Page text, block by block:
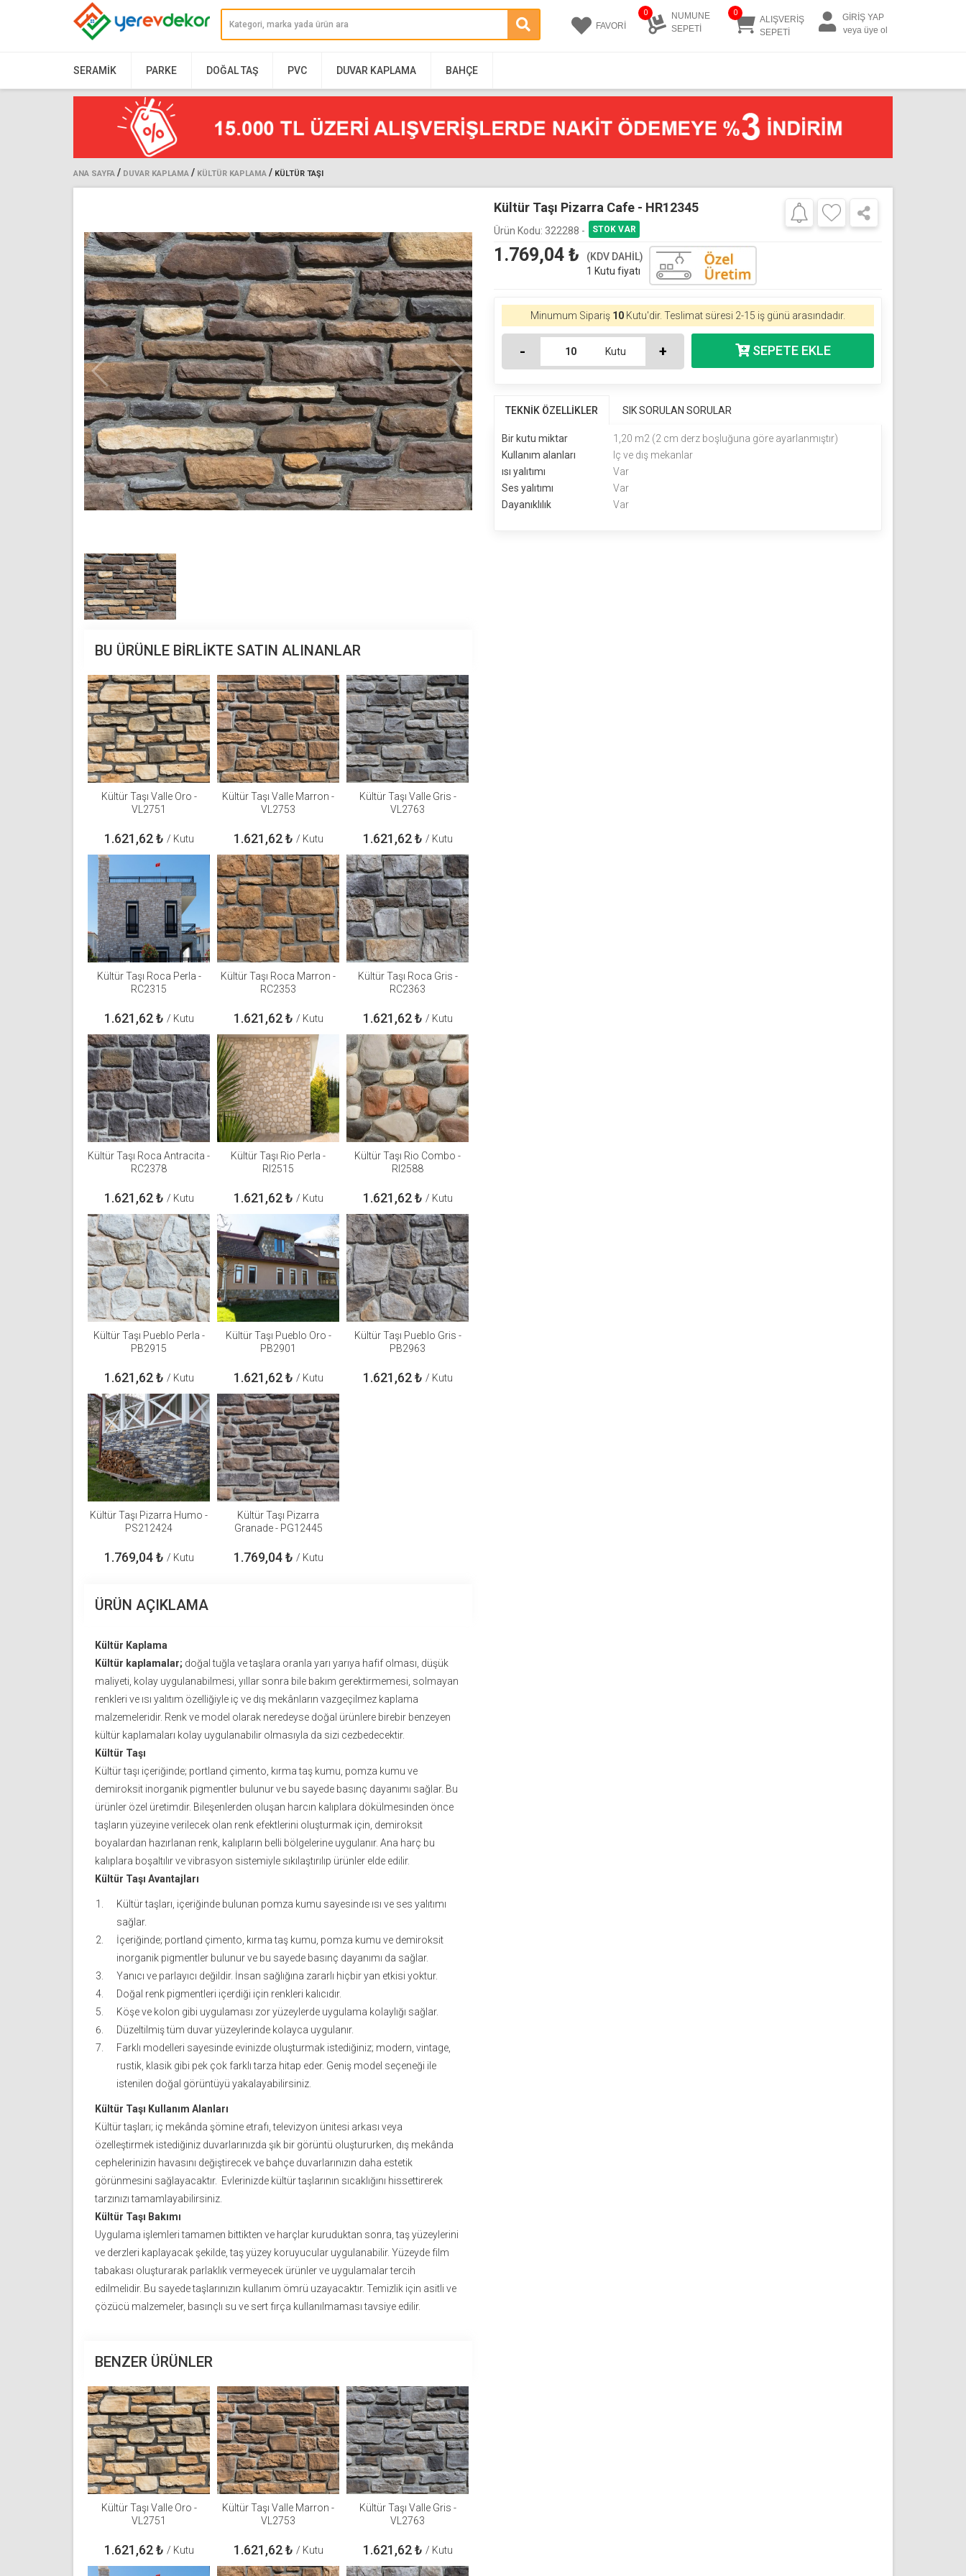
FAVORİ
0
NUMUNE
SEPETİ
0
ALIŞVERİŞ
SEPETİ
GİRİŞ YAP
veya üye ol
SERAMIK PARKE DOĞAL TAŞ PVC DUVAR KAPLAMA BAHÇE
ANA SAYFA / DUVAR KAPLAMA / KÜLTÜR KAPLAMA / KÜLTÜR TAŞI
BU ÜRÜNLE BIRLIKTE SATIN ALINANLAR
Kültür Taşı Valle Oro -
VL2751
1.621,62₺ / Kutu
Kültür Taşı Valle Marron -
VL2753
1.621,62₺ / Kutu
Kültür Taşı Valle Gris -
VL2763
1.621,62₺ / Kutu
Kültür Taşı Roca Perla -
RC2315
1.621,62₺ / Kutu
Kültür Taşı Roca Marron -
RC2353
1.621,62₺ / Kutu
Kültür Taşı Roca Gris -
RC2363
1.621,62₺ / Kutu
Kültür Taşı Roca Antracita -
RC2378
1.621,62₺ / Kutu
Kültür Taşı Rio Perla -
RI2515
1.621,62₺ / Kutu
Kültür Taşı Rio Combo -
RI2588
1.621,62₺ / Kutu
Kültür Taşı Pueblo Perla -
PB2915
1.621,62₺ / Kutu
Kültür Taşı Pueblo Oro -
PB2901
1.621,62₺ / Kutu
Kültür Taşı Pueblo Gris -
PB2963
1.621,62₺ / Kutu
Kültür Taşı Pizarra Humo -
PS212424
1.769,04₺ / Kutu
Kültür Taşı Pizarra
Granade - PG12445
1.769,04₺ / Kutu
ÜRÜN AÇIKLAMA
Kültür Kaplama
Kültür kaplamalar; doğal tuğla ve taşlara oranla yarı yarıya hafif olması, düşük
maliyeti, kolay uygulanabilmesi, yıllar sonra bile bakım gerektirmemesi, solmayan
renkleri ve ısı yalıtım özelliğiyle iç ve dış mekânların vazgeçilmez kaplama
malzemeleridir. Renk ve model olarak neredeyse doğal ürünlere birebir benzeyen
kültür kaplamaları kolay uygulanabilir olmasıyla da sizi cezbedecektir.
Kültür Taşı
Kültür taşı içeriğinde; portland çimento, kırma taş kumu, pomza kumu ve
demiroksit inorganik pigmentler bulunur ve bu sayede basınç dayanımı sağlar. Bu
ürünler özel üretimdir. Bileşenlerden oluşan harcın kalıplara dökülmesinden önce
taşların yüzeyine verilecek olan renk efektlerini oluşturmak için, demiroksit
boyalardan hazırlanan renk, kalıpların belli bölgelerine uygulanır. Ana harç bu
kalıplara boşaltılır ve vibrasyon sistemiyle sıkılaştırılıp ürünler elde edilir.
Kültür Taşı Avantajları
Kültür taşları, içeriğinde bulunan pomza kumu sayesinde ısı ve ses yalıtımı
sağlar.
İçeriğinde; portland çimento, kırma taş kumu, pomza kumu ve demiroksit
inorganik pigmentler bulunur ve bu sayede basınç dayanımı da sağlar.
Yanıcı ve parlayıcı değildir. İnsan sağlığına zararlı hiçbir yan etkisi yoktur.
Doğal renk pigmentleri içerdiği için renkleri kalıcıdır.
Köşe ve kolon gibi uygulaması zor yüzeylerde uygulama kolaylığı sağlar.
Düzeltilmiş tüm duvar yüzeylerinde kolayca uygulanır.
Farklı modelleri sayesinde evinizde oluşturmak istediğiniz; modern, vintage,
rustik, klasik gibi pek çok farklı tarza hitap eder. Geniş model seçeneği ile
istenilen doğal görüntüyü yakalayabilirsiniz.
Kültür Taşı Kullanım Alanları
Kültür taşları; iç mekânda şömine etrafı, televizyon ünitesi arkası veya
özelleştirmek istediğiniz duvarlarınızda şık bir görüntü oluştururken, dış mekânda
cephelerinizin havasını değiştirecek ve bahçe duvarlarınızın daha estetik
görünmesini sağlayacaktır. Evlerinizde kültür taşlarının sıcaklığını hissettirerek
tarzınızı tamamlayabilirsiniz.
Kültür Taşı Bakımı
Uygulama işlemleri tamamen bittikten ve harçlar kuruduktan sonra, taş yüzeylerini
ve derzleri kaplayacak şekilde, taş yüzey koruyucular uygulanabilir. Yüzeyde film
tabakası oluşturarak parlaklık vermeyecek ürünler ve uygulamalar tercih
edilmelidir. Bu sayede taşlarınızın kullanım ömrü uzayacaktır. Temizlik için asitli ve
çözücü malzemeler, basınçlı su ve sert fırça kullanılmaması tavsiye edilir.
BENZER ÜRÜNLER
Kültür Taşı Valle Oro -
VL2751
1.621,62₺ / Kutu
Kültür Taşı Valle Marron -
VL2753
1.621,62₺ / Kutu
Kültür Taşı Valle Gris -
VL2763
1.621,62₺ / Kutu
Kültür Taşı Pizarra Cafe - HR12345
Ürün Kodu: 322288 -
1.769,04 ₺
(KDV DAHİL)
1 Kutu fiyatı
Minumum Sipariş 10 Kutu'dir. Teslimat süresi 2-15 iş günü arasındadır.
- Kutu +
TEKNİK ÖZELLİKLER SIK SORULAN SORULAR
Bir kutu miktar
1,20 m2 (2 cm derz boşluğuna göre ayarlanmıştır)
Kullanım alanları
Iç ve dış mekanlar
ısı yalıtımı
Var
Ses yalıtımı
Var
Dayanıklılık
Var